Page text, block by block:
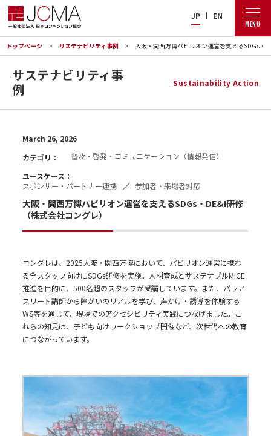
JP EN
MENU
トップページ サステナビリティ事例 大阪・関西万博パビリオン運営を支えるSDGs・
サステナビリティ事
例
Sustainability Action
March 26, 2026
カテゴリ：
普及・啓発・コミュニケーション（情報発信）
ユースケース：
スポンサー・パートナー連携
参加者・来場者対応
大阪・関西万博パビリオン運営を支えるSDGs・DE&I研修
（株式会社コングレ）
コングレは、2025大阪・関西万博において、パビリオン運営に携わ
る全スタッフ向けにSDGs研修を実施。人材育成とサステナブルMICE
推進を目的に、500名超のスタッフが受講しています。また、パラア
スリート講師から障がいのリアルを学び、声かけ・誘導を体験する
WS等を通じて、現場でのアクセシビリティ実践につなげました。こ
れらの知見は、子ども向けワークショップ開催など、次世代への教育
につながっています。